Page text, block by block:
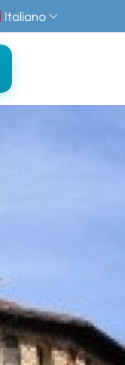
Italiano